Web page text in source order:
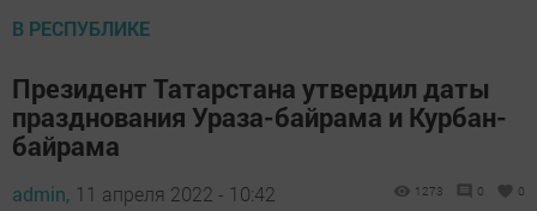
В РЕСПУБЛИКЕ
Президент Татарстана утвердил даты
празднования Ураза-байрама и Курбан-
байрама
admin, 11 апреля 2022 - 10:42 1273 0 0